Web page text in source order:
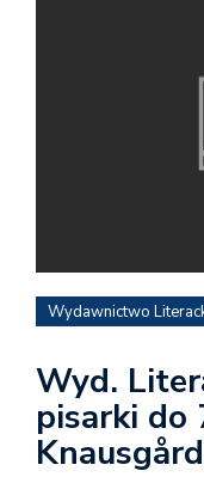
Wydawnictwo
Wyd.
pisarki do